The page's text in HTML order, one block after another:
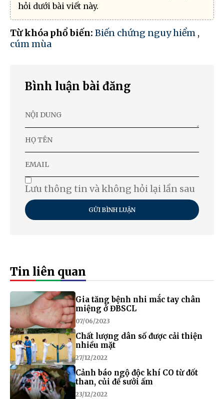
hỏi dưới bài viết này.
Từ khóa phổ biến: Biến chứng nguy hiểm ,
cúm mùa
Bình luận bài đăng
Lưu thông tin và không hỏi lại lần sau
GỬI BÌNH LUẬN
Tin liên quan
Gia tăng bệnh nhi mắc tay chân
miệng ở ĐBSCL
07/06/2023
Chất lượng dân số được cải thiện
nhiều mặt
27/12/2022
Cảnh báo ngộ độc khí CO từ đốt
than, củi để sưởi ấm
23/12/2022